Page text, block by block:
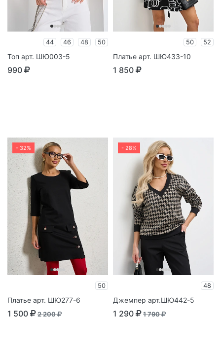
44 46 48 50
Топ арт. ШЮ003-5
990
50 52
Платье арт. ШЮ433-10
1 850
- 32%
50
Платье арт. ШЮ277-6
1 500 2 200
- 28%
48
Джемпер арт.ШЮ442-5
1 290 1 790